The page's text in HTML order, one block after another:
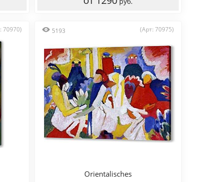
70970) 5193 (Арт: 70975)
Orientalisches